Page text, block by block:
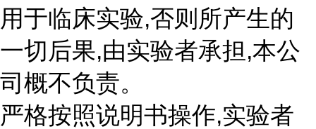
用于临床实验,否则所产生的
一切后果,由实验者承担,本公
司概不负责。
严格按照说明书操作,实验者